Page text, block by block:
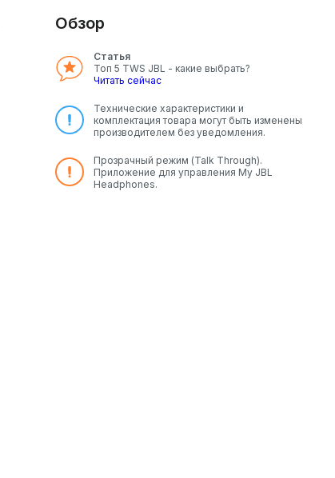
Обзор
Статья
Топ 5 TWS JBL - какие выбрать?
Читать сейчас
Технические характеристики и
комплектация товара могут быть изменены
производителем без уведомления.
Прозрачный режим (Talk Through).
Приложение для управления My JBL
Headphones.